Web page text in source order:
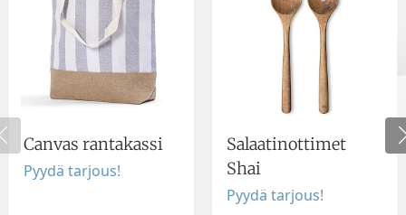
Canvas rantakassi
Pyydä tarjous!
Salaatinottimet
Shai
Pyydä tarjous!